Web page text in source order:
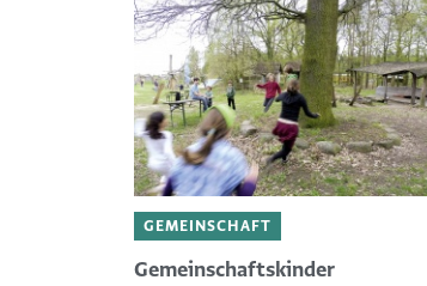
GEMEINSCHAFT
Gemeinschaftskinder